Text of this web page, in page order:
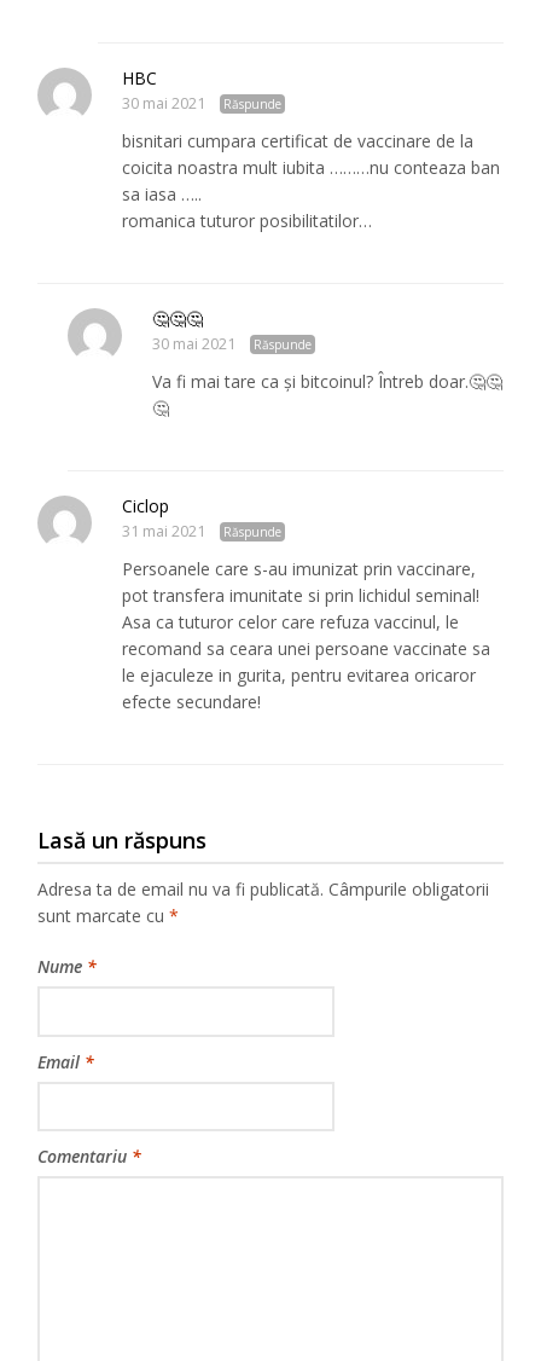
HBC
30 mai 2021 Răspunde
bisnitari cumpara certificat de vaccinare de la
coicita noastra mult iubita ………nu conteaza ban
sa iasa …..
romanica tuturor posibilitatilor…
🤔🤔🤔
30 mai 2021 Răspunde
Va fi mai tare ca și bitcoinul? Întreb doar.🤔🤔
🤔
Ciclop
31 mai 2021 Răspunde
Persoanele care s-au imunizat prin vaccinare,
pot transfera imunitate si prin lichidul seminal!
Asa ca tuturor celor care refuza vaccinul, le
recomand sa ceara unei persoane vaccinate sa
le ejaculeze in gurita, pentru evitarea oricaror
efecte secundare!
Lasă un răspuns
Adresa ta de email nu va fi publicată. Câmpurile obligatorii
sunt marcate cu*
Nume *
Email *
Comentariu *